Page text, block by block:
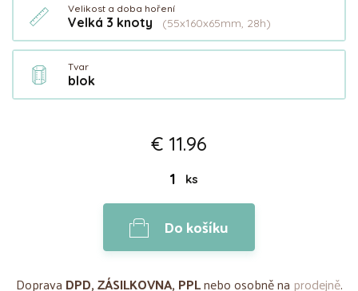
Velikost a doba hoření
Velká 3 knoty (55x160x65mm, 28h)
Tvar
blok
€ 11.96
ks
Do košíku
Doprava DPD, ZÁSILKOVNA, PPLnebo osobně na prodejně.